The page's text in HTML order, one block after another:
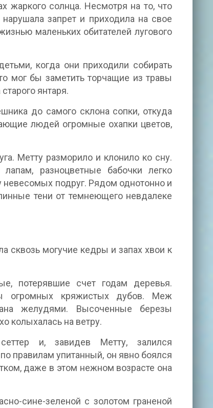
жаркого солнца. Несмотря на то, что
запрет и приходила на свое
маленьких обитателей лугового
когда они приходили собирать
мог бы заметить торчащие из травы
янтаря.
до самого склона сопки, откуда
людей огромные охапки цветов,
Метту разморило и клонило ко сну.
разноцветные бабочки легко
подруг. Рядом однотонно и
тени от темнеющего невдалеке
сквозь могучие кедры и запах хвои к
потерявшие счет годам деревья.
огромных кряжистых дубов. Меж
желудями. Высоченные березы
колыхалась на ветру.
и, завидев Метту, залился
правилам упитанный, он явно боялся
даже в этом нежном возрасте она
сине-зеленой с золотом граненой